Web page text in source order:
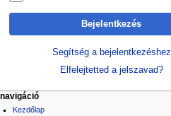
Bejelentkezés
Segítség a bejelentkezéshez
Elfelejtetted a jelszavad?
navigáció
Kezdőlap